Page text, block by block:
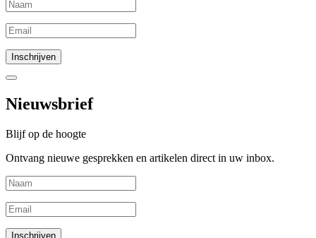
Nieuwsbrief
Blijf op de hoogte
Ontvang nieuwe gesprekken en artikelen direct in uw inbox.